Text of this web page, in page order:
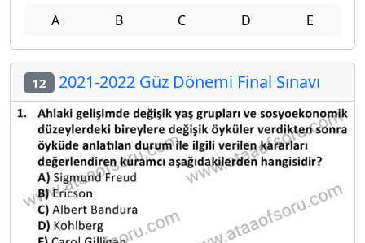
A B C D E
12 2021-2022 Güz Dönemi Final Sınavı